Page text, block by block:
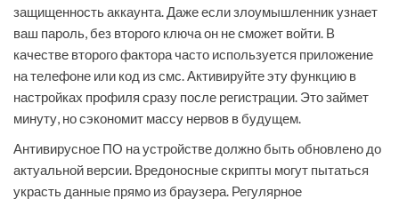
защищенность аккаунта. Даже если злоумышленник узнает
ваш пароль, без второго ключа он не сможет войти. В
качестве второго фактора часто используется приложение
на телефоне или код из смс. Активируйте эту функцию в
настройках профиля сразу после регистрации. Это займет
минуту, но сэкономит массу нервов в будущем.
Антивирусное ПО на устройстве должно быть обновлено до
актуальной версии. Вредоносные скрипты могут пытаться
украсть данные прямо из браузера. Регулярное